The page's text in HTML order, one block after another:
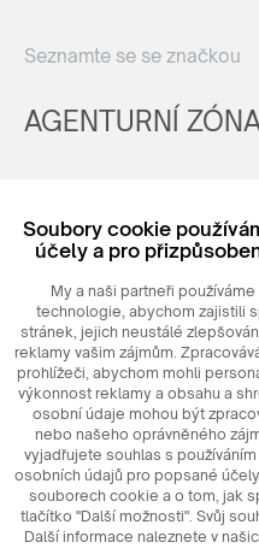
Seznamte se se značkou
AGENTURNÍ
Login
© 2026MAXIM
Soubory cookie
účely a pro
My a naši partneři
technologie, abychom zajistili
stránek, jejich neustálé
reklamy vašim zájmům.
prohlížeči, abychom mohli
výkonnost reklamy a obsahu a
osobní údaje mohou být
nebo našeho oprávněného
vyjadřujete souhlas s
osobních údajů pro popsané
souborech cookie a o tom, jak
tlačítko "Další možnosti". Svůj
Další informace naleznete v